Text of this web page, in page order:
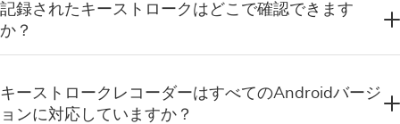
記録されたキーストロークはどこで確認できます
か？
キーストロークレコーダーはすべてのAndroidバージ
ョンに対応していますか？